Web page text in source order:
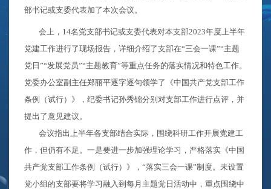
部书记或支委代表加了本次会议。
会上， 14名党支部书记或支委代表对本支部2023年度上半年
党建工作进行了现场报告，详细介绍了支部在“三会一课”“主题
党日”“发展党员”“主题教育”等重点任务的落实情况和特色工作。
党委办公室副主任郑丽平逐字逐句领学了《中国共产党支部工作
条例（试行）》，纪委书记孙秀锦分别对支部工作进行点评，并
提出了意见建议。
会议指出上半年各支部结合实际，围绕科研工作开展党建工
作，但仍有不足。一是要进一步加强理论学习，严格落实《中国
共产党支部工作条例（试行）》，“落实三会一课”制度。未设置
党小组的支部要将学习融入到每月主题党日活动中，重点围绕中